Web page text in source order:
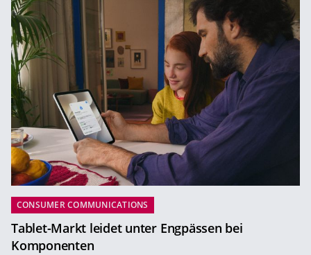
CONSUMER COMMUNICATIONS
Tablet-Markt leidet unter Engpässen bei
Komponenten